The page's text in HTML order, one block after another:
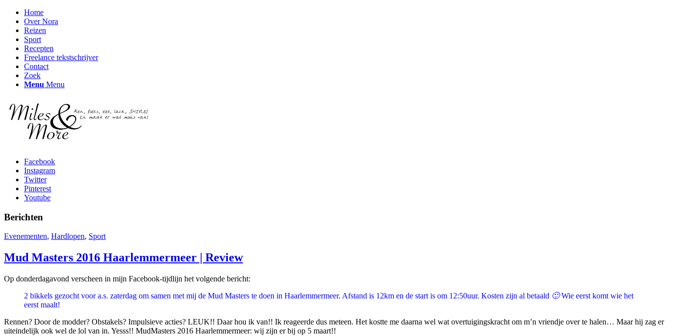
Home
Over Nora
Reizen
Sport
Recepten
Freelance tekstschrijver
Contact
Zoek
Menu Menu
Facebook
Instagram
Twitter
Pinterest
Youtube
Berichten
Evenementen, Hardlopen, Sport
Mud Masters 2016 Haarlemmermeer | Review
Op donderdagavond verscheen in mijn Facebook-tijdlijn het volgende bericht:
2 bikkels gezocht voor a.s. zaterdag om samen met mij de Mud Masters te doen in Haarlemmermeer. Afstand is 12km en de start is om 12:50uur. Kosten zijn al betaald 🙂Wie eerst komt wie het
eerst maalt!
Rennen? Door de modder? Obstakels? Impulsieve acties? LEUK!! Daar hou ik van!! Ik reageerde dus meteen. Het kostte me daarna wel wat overtuigingskracht om m’n vriendje over te halen… Maar hij zag er
uiteindelijk ook wel de lol van in. Yesss!! MudMasters 2016 Haarlemmermeer: wij zijn er bij op 5 maart!!